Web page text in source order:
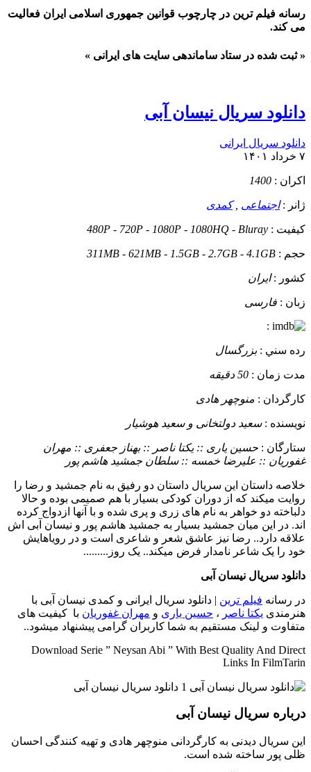
رسانه فیلم ترین در چارچوب قوانین جمهوری اسلامی ایران فعالیت
می کند.
« ثبت شده در ستاد ساماندهی سایت های ایرانی »
دانلود سریال نیسان آبی
دانلود سریال ایرانی
۷ خرداد ۱۴۰۱
اکران : 1400
ژانر :اجتماعی ,کمدی
کيفيت : 480P - 720P - 1080P - 1080HQ - Bluray
حجم : 311MB - 621MB - 1.5GB - 2.7GB - 4.1GB
کشور :ایران
زبان : فارسی
:
رده سني :بزرگسال
مدت زمان : 50 دقیقه
کارگردان : منوچهر هادی
نويسنده :سعید دولتخانی و سعید هوشیار
ستارگان : حسین یاری :: یکتا ناصر :: بهناز جعفری :: مهران
غفوریان :: علیرضا خمسه :: سلطان جمشید هاشم پور
خلاصه داستان این سریال داستان دو رفیق به نام جمشید و رضا را
روایت میکند که از دوران کودکی بسیار با هم صمیمی بوده و حالا
دلباخته دو خواهر به نام های زری و پری شده و با آنها ازدواج کرده
اند. در این میان جمشید بسیار به جمشید هاشم پور و نیسان آبی اش
علاقه دارد.. رضا نیز عاشق شعر و شاعری است و در رویاهایش
خود را یک شاعر نامدار فرض میکند.. یک روز.........
دانلود سریال نیسان آبی
در رسانه فیلم ترین | دانلود سریال ایرانی و کمدی نیسان آبی با
هنرمندی یکتا ناصر ، حسین یاری و مهران غفوریان با کیفیت های
متفاوت و لینک مستقیم به شما کاربران گرامی پیشنهاد میشود..
Download Serie ” Neysan Abi ” With Best Quality And Direct
Links In FilmTarin
درباره سریال نیسان آبی
این سریال دیدنی به کارگردانی منوچهر هادی و تهیه کنندگی احسان
ظلی پور ساخته شده است.